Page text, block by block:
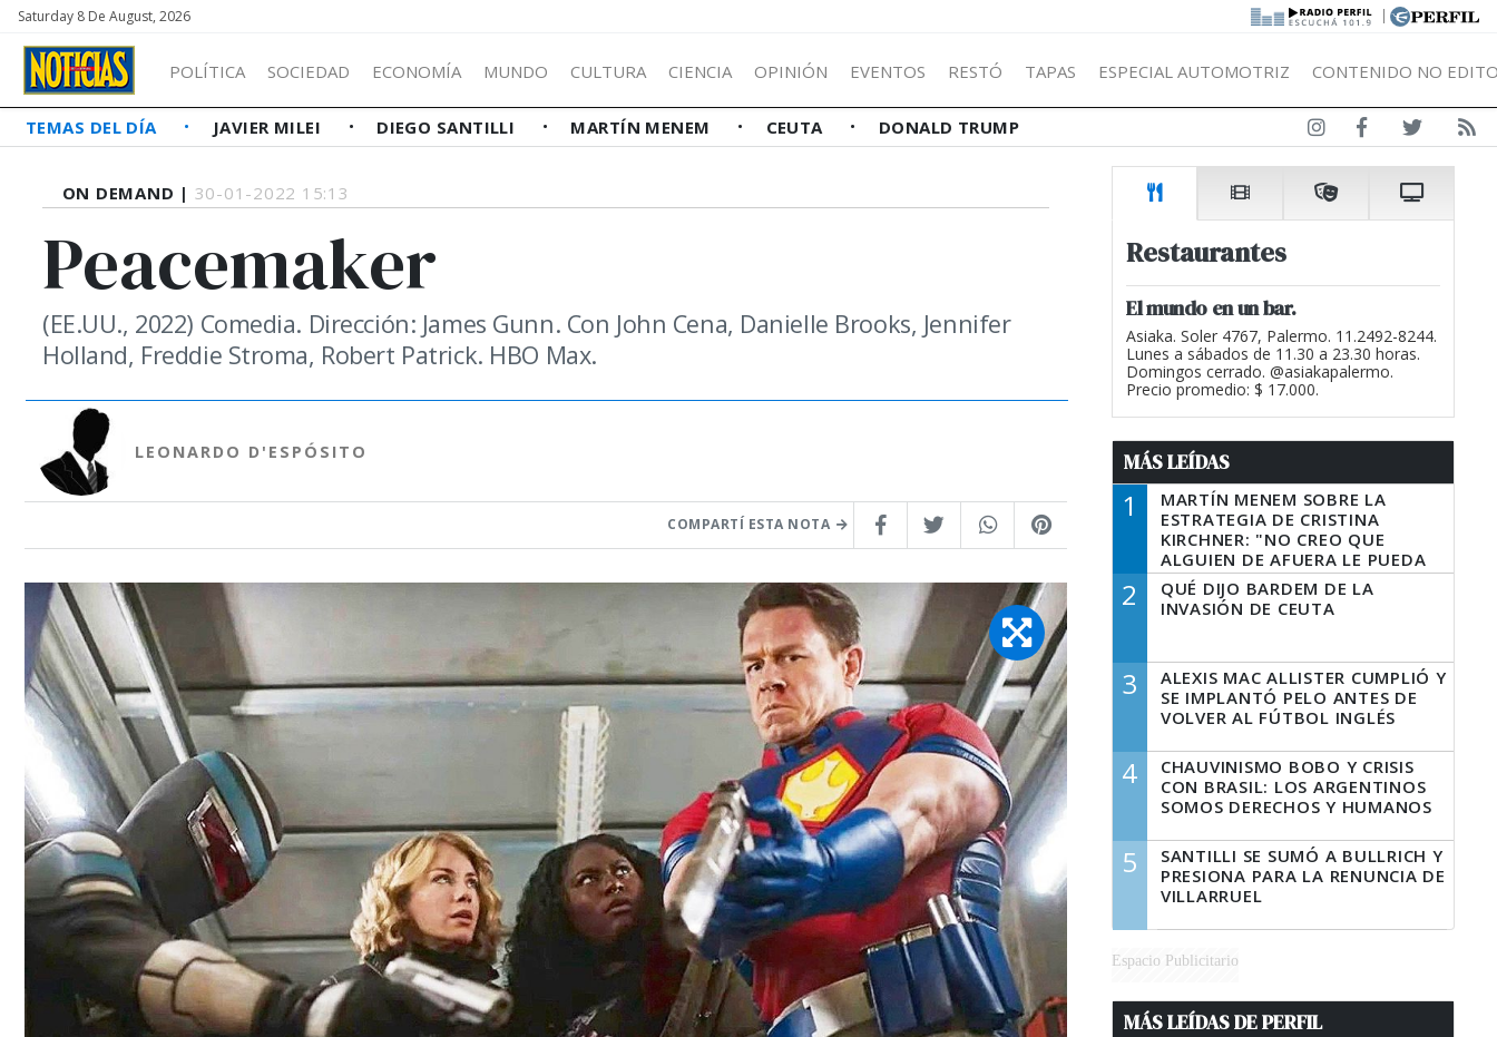
Saturday 8 De August, 2026 |
POLÍTICA SOCIEDAD ECONOMÍA MUNDO CULTURA CIENCIA OPINIÓN EVENTOS RESTÓ TAPAS ESPECIAL AUTOMOTRIZ CONTENIDO NO
TEMAS DEL DÍA JAVIER MILEI DIEGO SANTILLI MARTÍN MENEM CEUTA DONALD TRUMP
ON DEMAND | 30-01-2022 15:13
Peacemaker
(EE.UU., 2022) Comedia. Dirección: James Gunn. Con John Cena, Danielle Brooks, Jennifer
Holland, Freddie Stroma, Robert Patrick. HBO Max.
LEONARDO D'ESPÓSITO
COMPARTÍ ESTA NOTA
Restaurantes
El mundo en un bar.
Asiaka. Soler 4767, Palermo. 11.2492-8244.
Lunes a sábados de 11.30 a 23.30 horas.
Domingos cerrado. @asiakapalermo.
Precio promedio: $ 17.000.
MÁS LEÍDAS
1
MARTÍN MENEM SOBRE LA
ESTRATEGIA DE CRISTINA
KIRCHNER: "NO CREO QUE
ALGUIEN DE AFUERA LE PUEDA
DECIR A LA JUSTICIA LO QUE
TIENE QUE HACER"
2
QUÉ DIJO BARDEM DE LA
INVASIÓN DE CEUTA
3
ALEXIS MAC ALLISTER CUMPLIÓ Y
SE IMPLANTÓ PELO ANTES DE
VOLVER AL FÚTBOL INGLÉS
4
CHAUVINISMO BOBO Y CRISIS
CON BRASIL: LOS ARGENTINOS
SOMOS DERECHOS Y HUMANOS
5
SANTILLI SE SUMÓ A BULLRICH Y
PRESIONA PARA LA RENUNCIA DE
VILLARRUEL
Espacio Publicitario
MÁS LEÍDAS DE PERFIL